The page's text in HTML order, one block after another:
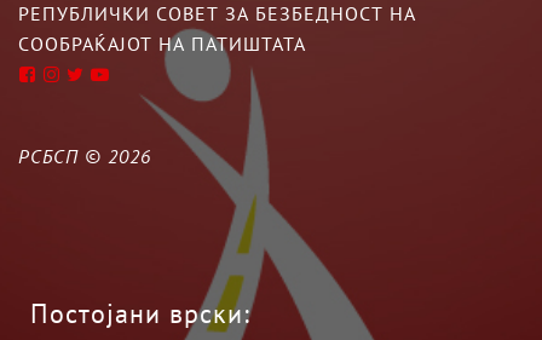
РЕПУБЛИЧКИ СОВЕТ ЗА БЕЗБЕДНОСТ НА
СООБРАЌАЈОТ НА ПАТИШТАТА
РСБСП © 2026
Постојани врски: